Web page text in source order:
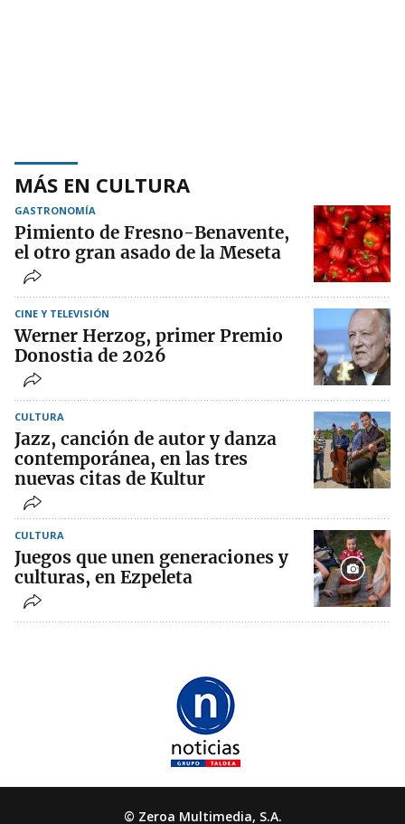
MÁS EN CULTURA
GASTRONOMÍA
Pimiento de Fresno-Benavente,
el otro gran asado de la Meseta
CINE Y TELEVISIÓN
Werner Herzog, primer Premio
Donostia de 2026
CULTURA
Jazz, canción de autor y danza
contemporánea, en las tres
nuevas citas de Kultur
CULTURA
Juegos que unen generaciones y
culturas, en Ezpeleta
© Zeroa Multimedia, S.A.